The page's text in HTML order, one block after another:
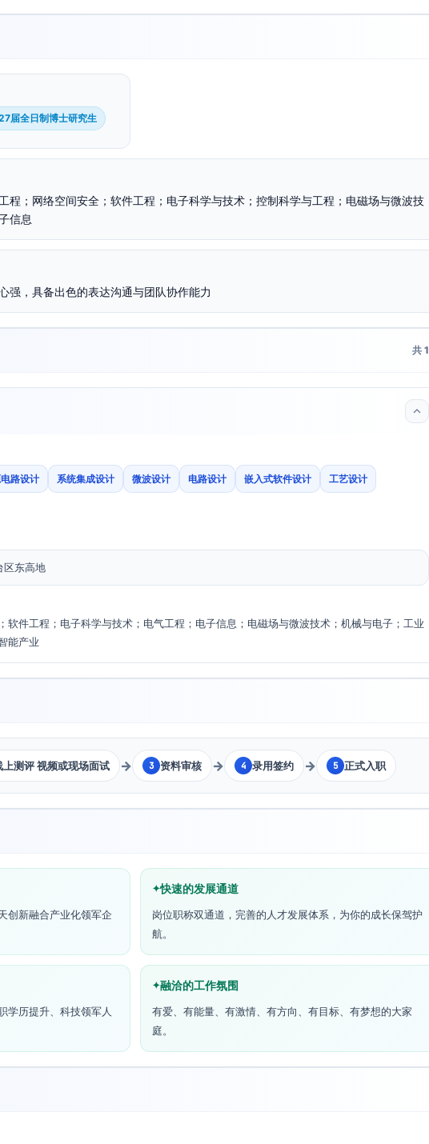
届全日制博士研究生
程；网络空间安全；软件工程；电子科学与技术；控制科学与工程；电磁场与微波技
信息
强，具备出色的表达沟通与团队协作能力
共 1
路设计 系统集成设计 微波设计 电路设计 嵌入式软件设计 工艺设计
区东高地
软件工程；电子科学与技术；电气工程；电子信息；电磁场与微波技术；机械与电子；工业
能产业
上测评 视频或现场面试 → 3 资料审核 → 4 录用签约 → 5 正式入职
创新融合产业化领军企
快速的发展通道
岗位职称双通道，完善的人才发展体系，为你的成长保驾护
航。
学历提升、科技领军人
融洽的工作氛围
有爱、有能量、有激情、有方向、有目标、有梦想的大家
庭。